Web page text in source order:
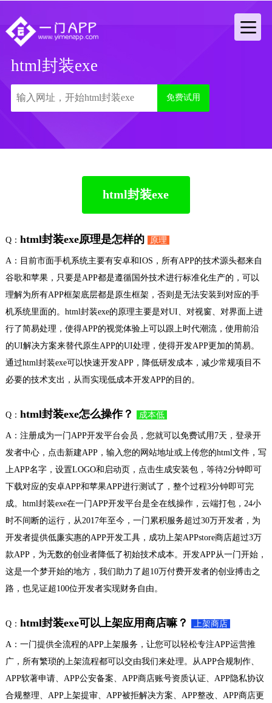
html封装exe
免费试用
html封装exe
Q： html封装exe原理是怎样的 原理
A：目前市面手机系统主要有安卓和IOS，所有APP的技术源头都来自
谷歌和苹果，只要是APP都是遵循国外技术进行标准化生产的，可以
理解为所有APP框架底层都是原生框架，否则是无法安装到对应的手
机系统里面的。html封装exe的原理主要是对UI、对视窗、对界面上进
行了简易处理，使得APP的视觉体验上可以跟上时代潮流，使用前沿
的UI解决方案来替代原生APP的UI处理，使得开发APP更加的简易。
通过html封装exe可以快速开发APP，降低研发成本，减少常规项目不
必要的技术支出，从而实现低成本开发APP的目的。
Q： html封装exe怎么操作？ 成本低
A：注册成为一门APP开发平台会员，您就可以免费试用7天，登录开
发者中心，点击新建APP，输入您的网站地址或上传您的html文件，写
上APP名字，设置LOGO和启动页，点击生成安装包，等待2分钟即可
下载对应的安卓APP和苹果APP进行测试了，整个过程3分钟即可完
成。html封装exe在一门APP开发平台是全在线操作，云端打包，24小
时不间断的运行，从2017年至今，一门累积服务超过30万开发者，为
开发者提供低廉实惠的APP开发工具，成功上架APPstore商店超过3万
款APP，为无数的创业者降低了初始技术成本。开发APP从一门开始，
这是一个梦开始的地方，我们助力了超10万付费开发者的创业搏击之
路，也见证超100位开发者实现财务自由。
Q： html封装exe可以上架应用商店嘛？ 上架商店
A：一门提供全流程的APP上架服务，让您可以轻松专注APP运营推
广，所有繁琐的上架流程都可以交由我们来处理。从APP合规制作、
APP软著申请、APP公安备案、APP商店账号资质认证、APP隐私协议
合规整理、APP上架提审、APP被拒解决方案、APP整改、APP商店更